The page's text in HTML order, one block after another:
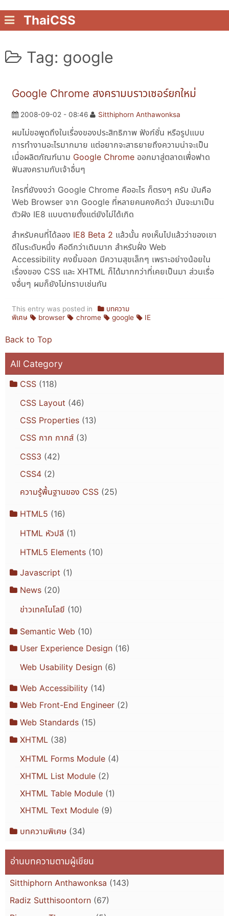
ThaiCSS
Tag: google
Google Chrome สงครามบราวเซอร์ยกใหม่
2008-09-02 - 08:46 Sitthiphorn Anthawonksa
ผมไม่ขอพูดถึงในเรื่องของประสิทธิภาพ ฟังก์ชั่น หรือรูปแบบ
การทำงานอะไรมากมาย แต่อยากจะสาธยายถึงความน่าจะเป็น
เมื่อผลิตภัณฑ์นาม Google Chrome ออกมาสู่ตลาดเพื่อฟาด
ฟันสงครามกับเจ้าอื่นๆ
ใครที่ยังงงว่า Google Chrome คืออะไร ก็ตรงๆ ครับ มันคือ
Web Browser จาก Google ที่หลายคนคงคิดว่า มันจะมาเป็น
ตัวฝัง IE8 แบบตายตั้งแต่ยังไม่ได้เกิด
สำหรับคนที่ได้ลอง IE8 Beta 2 แล้วนั้น คงเห็นไปแล้วว่าของเขา
ดีในระดับหนึ่ง คือดีกว่าเดิมมาก สำหรับฝั่ง Web
Accessibility คงยิ้มออก มีความสุขเล็กๆ เพราะอย่างน้อยใน
เรื่องของ CSS และ XHTML ก็ได้มากกว่าที่เคยเป็นมา ส่วนเรื่อ
งอื่นๆ ผมก็ยังไม่ทราบเช่นกัน
This entry was posted in
บทความ
พิเศษ
browser chrome google IE
Back to Top
All Category
CSS(118)
CSS Layout (46)
CSS Properties(13)
CSS กาก กากส์(3)
CSS3 (42)
CSS4(2)
ความรู้พื้นฐานของ CSS(25)
HTML5 (16)
HTML หัวปลี (1)
HTML5 Elements(10)
Javascript (1)
News(20)
ข่าวเทคโนโลยี (10)
Semantic Web (10)
User Experience Design(16)
Web Usability Design(6)
Web Accessibility(14)
Web Front-End Engineer(2)
Web Standards(15)
XHTML (38)
XHTML Forms Module(4)
XHTML List Module(2)
XHTML Table Module(1)
XHTML Text Module(9)
บทความพิเศษ(34)
อ่านบทความตามผู้เขียน
Sitthiphorn Anthawonksa (143)
Radiz Sutthisoontorn (67)